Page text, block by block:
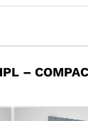
–